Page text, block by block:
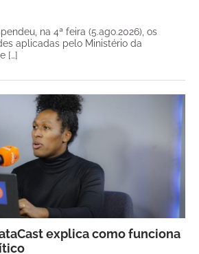
na 4ª feira (5.ago.2026), os
aplicadas pelo Ministério da
[…]
explica como funciona